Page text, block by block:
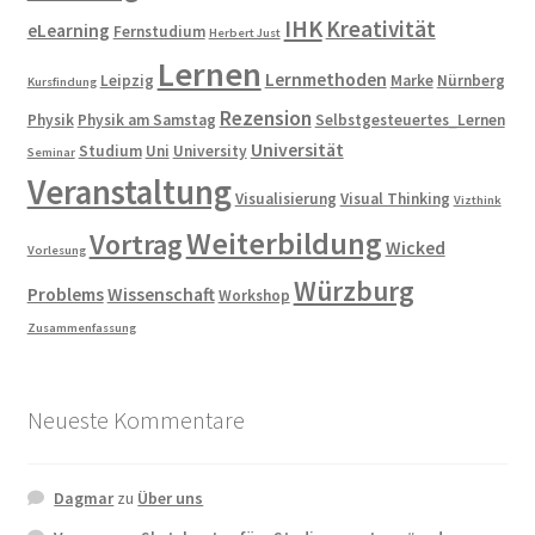
eLearning Fernstudium Herbert Just IHK Kreativität
Kursfindung Leipzig Lernen Lernmethoden Marke Nürnberg
Physik Physik am Samstag Rezension Selbstgesteuertes_Lernen
Seminar Studium Uni University Universität
VeranstaltungVisualisierung Visual Thinking Vizthink
Vorlesung VortragWeiterbildung Wicked
ProblemsWissenschaftWorkshop Würzburg
Zusammenfassung
Neueste Kommentare
Dagmarzu Über uns